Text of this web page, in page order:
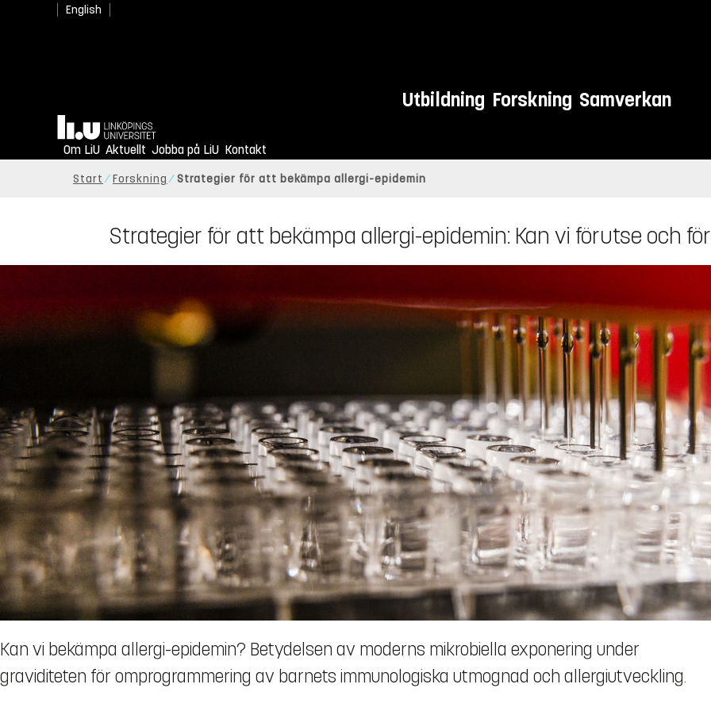
English
Utbildning Forskning Samverkan
Hem
Om LiU Aktuellt Jobba på LiU Kontakt
Start Forskning Strategier för att bekämpa allergi-epidemin
Strategier för att bekämpa allergi-epidemin: Kan vi förutse och
Kan vi bekämpa allergi-epidemin? Betydelsen av moderns mikrobiella exponering under
graviditeten för omprogrammering av barnets immunologiska utmognad och allergiutveckling.